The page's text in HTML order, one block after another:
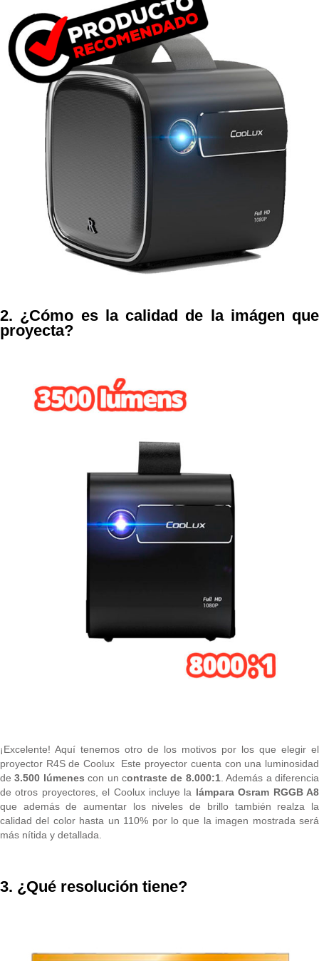
2. ¿Cómo es la calidad de la imágen que
proyecta?
¡Excelente! Aquí tenemos otro de los motivos por los que elegir el
proyector R4S de Coolux Este proyector cuenta con una luminosidad
de3.500 lúmenes con un contraste de 8.000:1. Además a diferencia
de otros proyectores, el Coolux incluye la lámpara Osram RGGB A8
que además de aumentar los niveles de brillo también realza la
calidad del color hasta un 110% por lo que la imagen mostrada será
más nítida y detallada.
3. ¿Qué resolución tiene?